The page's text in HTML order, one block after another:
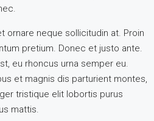
ornare neque sollicitudin at. Proin
pretium. Donec et justo ante.
eu rhoncus urna semper eu.
et magnis dis parturient montes,
tristique elit lobortis purus
mattis.